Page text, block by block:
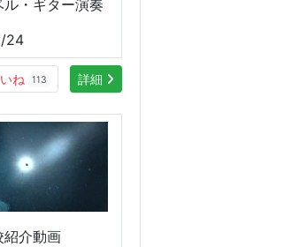
ル・ギター演奏
24
ね 113 詳細
紹介動画